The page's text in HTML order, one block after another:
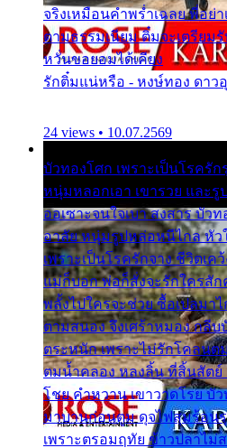
จริงเหมือนคำพร่ำเฉลย พี่อย่
ตามธรรมเนียม ติ๋มจะเตรียม
หวั่นขอยอมได้เคียง
รักติ๋มแน่หรือ - หงษ์ทอง ดาว
24 views • 10.07.2569
บัวทองโศก เพราะเป็นโรครั
หนุ่มหลอกเอา เขารวย และ
ออเซาะจนใจเบา สงสาร บัวท
อาลัย หนุ่มรูปหล่อหนีไกล หัว
เพราะเป็นโรครักจาง ชีวิตเค
แม่ก็บอก พ่อก็สั่งจะรักใครสัก
พลั้งไปใครจะช่วย ซื้อเปลมา
ตามสนอง จึงเศร้าหมอง กลีบ
ตระหนัก เพราะไม่รักโคลนต
ตมน้ำคลอง หลงลิ้น ที่สิ้นสัตย์
โชย คำหวาน เขาวาดโรย บั
มาบานก่อนตูม ดุจไฟสุมร้อน
เพราะตรอมฤทัย ข้าวปลาไม่